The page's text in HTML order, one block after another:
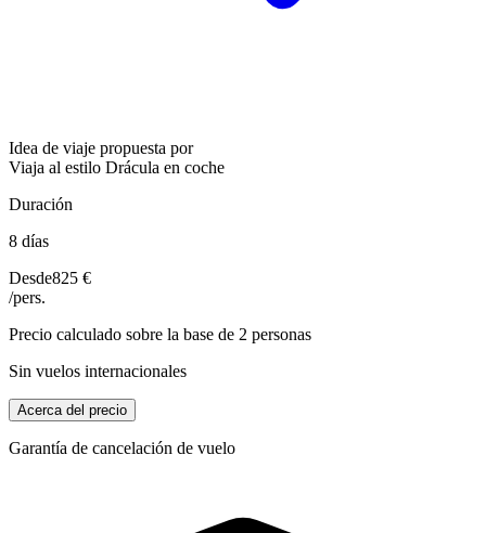
Idea de viaje propuesta por
Viaja al estilo Drácula en coche
Duración
8 días
Desde825 €
/pers.
Precio calculado sobre la base de 2 personas
Sin vuelos internacionales
Acerca del precio
Garantía de cancelación de vuelo